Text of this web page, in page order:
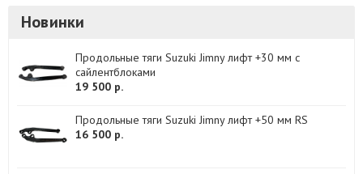
Новинки
Продольные тяги Suzuki Jimny лифт +30 мм с
сайлентблоками
19 500 р.
Продольные тяги Suzuki Jimny лифт +50 мм RS
16 500 р.